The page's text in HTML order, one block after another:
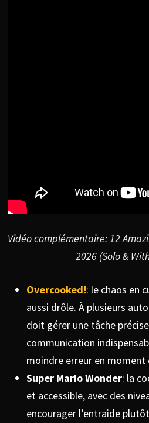
Vidéo complémentaire: 12
2026 (Solo &
Overcooked!: le chaos en
aussi drôle. À plusieurs
doit gérer une tâche
communication
moindre erreur en
Super Mario Wonder: la
et accessible, avec des
encourager l’entraide